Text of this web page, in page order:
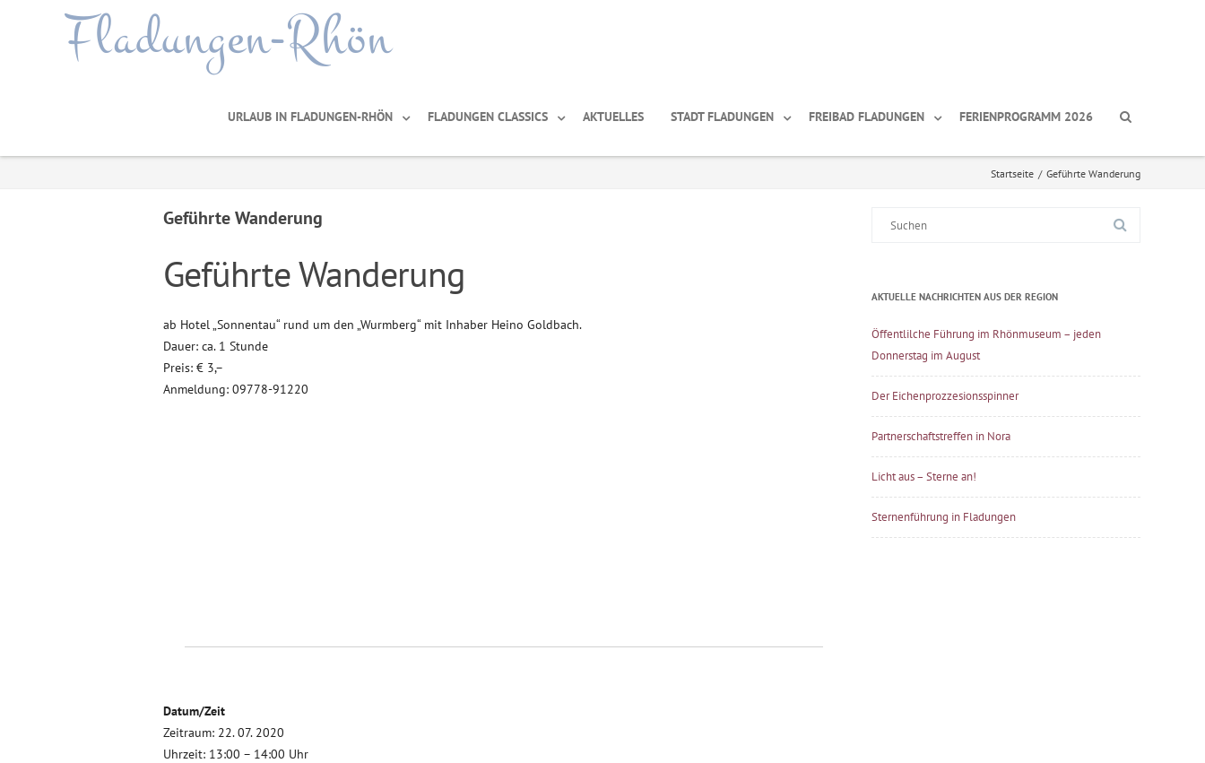
Fladungen-Rhön
URLAUB IN FLADUNGEN-RHÖN FLADUNGEN CLASSICS AKTUELLES STADT FLADUNGEN FREIBAD FLADUNGEN FERIENPROGRAMM 2026
Startseite / Geführte Wanderung
Geführte Wanderung
Geführte Wanderung
ab Hotel „Sonnentau“ rund um den „Wurmberg“ mit Inhaber Heino Goldbach.
Dauer: ca. 1 Stunde
Preis: € 3,–
Anmeldung: 09778-91220
Datum/Zeit
Zeitraum: 22. 07. 2020
Uhrzeit: 13:00 – 14:00 Uhr
AKTUELLE NACHRICHTEN AUS DER REGION
Öffentlilche Führung im Rhönmuseum – jeden
Donnerstag im August
Der Eichenprozzesionsspinner
Partnerschaftstreffen in Nora
Licht aus – Sterne an!
Sternenführung in Fladungen